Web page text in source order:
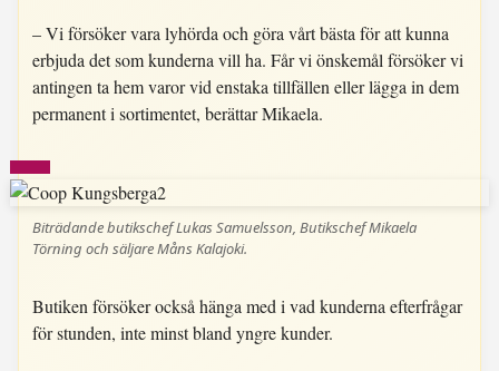
– Vi försöker vara lyhörda och göra vårt bästa för att kunna
erbjuda det som kunderna vill ha. Får vi önskemål försöker vi
antingen ta hem varor vid enstaka tillfällen eller lägga in dem
permanent i sortimentet, berättar Mikaela.
Biträdande butikschef Lukas Samuelsson, Butikschef Mikaela
Törning och säljare Måns Kalajoki.
Butiken försöker också hänga med i vad kunderna efterfrågar
för stunden, inte minst bland yngre kunder.